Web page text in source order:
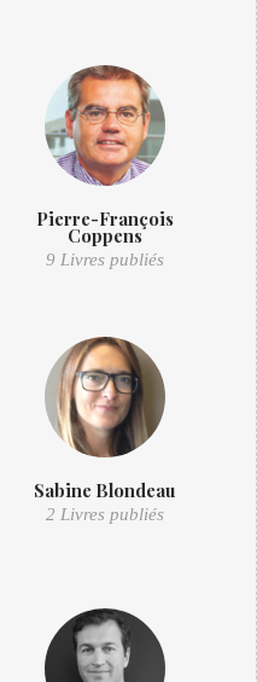
Pierre-François
Coppens
9 Livres publiés
Sabine Blondeau
2 Livres publiés